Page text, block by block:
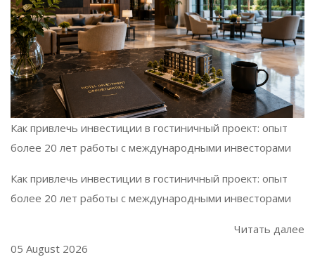
Как привлечь инвестиции в гостиничный проект: опыт
более 20 лет работы с международными инвесторами
Как привлечь инвестиции в гостиничный проект: опыт
более 20 лет работы с международными инвесторами
Читать далее
05 August 2026